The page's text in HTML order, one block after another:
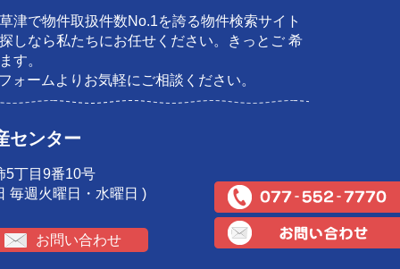
津で物件取扱件数No.1を誇る物件検索サイト
しなら私たちにお任せください。きっとご 希
す。
ォームよりお気軽にご相談ください。
センター
5丁目9番10号
毎週火曜日・水曜日 )
お問い合わせ